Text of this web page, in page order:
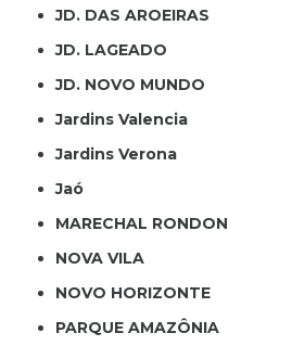
JD. DAS AROEIRAS
JD. LAGEADO
JD. NOVO MUNDO
Jardins Valencia
Jardins Verona
Jaó
MARECHAL RONDON
NOVA VILA
NOVO HORIZONTE
PARQUE AMAZÔNIA